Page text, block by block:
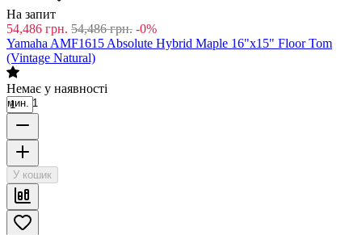
На запит
54,486 грн. 54,486 грн. -0%
Yamaha AMF1615 Absolute Hybrid Maple 16"x15" Floor Tom
(Vintage Natural)
Немає у наявності
мин. 1
У кошик